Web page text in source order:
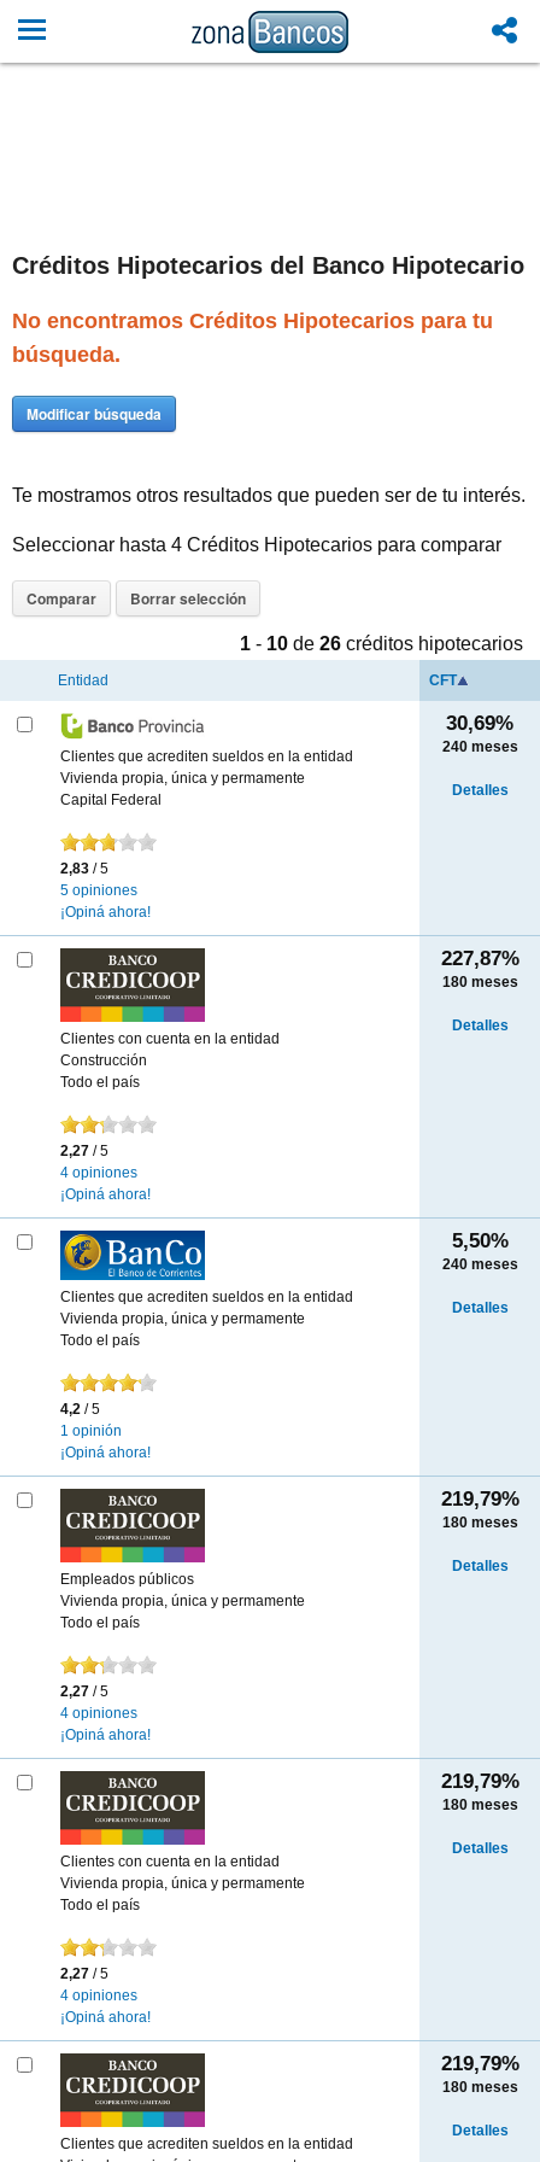
Créditos Hipotecarios del Banco Hipotecario
No encontramos Créditos Hipotecarios para tu
búsqueda.
Modificar búsqueda
Te mostramos otros resultados que pueden ser de tu interés.
Seleccionar hasta 4 Créditos Hipotecarios para comparar
1 - 10 de 26 créditos hipotecarios
Entidad CFT
Clientes que acrediten sueldos en la entidad
Vivienda propia, única y permamente
Capital Federal
2,83 / 5
5 opiniones
¡Opiná ahora!
30,69%
240meses
Detalles
Clientes con cuenta en la entidad
Construcción
Todo el país
2,27 / 5
4 opiniones
¡Opiná ahora!
227,87%
180meses
Detalles
Clientes que acrediten sueldos en la entidad
Vivienda propia, única y permamente
Todo el país
4,2 / 5
1 opinión
¡Opiná ahora!
5,50%
240meses
Detalles
Empleados públicos
Vivienda propia, única y permamente
Todo el país
2,27 / 5
4 opiniones
¡Opiná ahora!
219,79%
180meses
Detalles
Clientes con cuenta en la entidad
Vivienda propia, única y permamente
Todo el país
2,27 / 5
4 opiniones
¡Opiná ahora!
219,79%
180meses
Detalles
Clientes que acrediten sueldos en la entidad
219,79%
180meses
Detalles